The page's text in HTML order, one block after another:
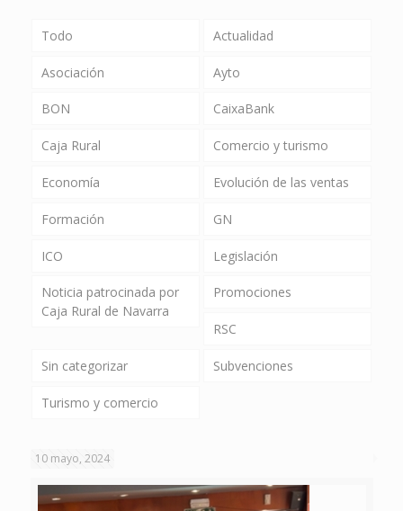
Todo Actualidad
Asociación Ayto
BON CaixaBank
Caja Rural Comercio y turismo
Economía Evolución de las ventas
Formación GN
ICO Legislación
Noticia patrocinada por
Caja Rural de Navarra
Promociones
RSC
Sin categorizar Subvenciones
Turismo y comercio
10 mayo, 2024